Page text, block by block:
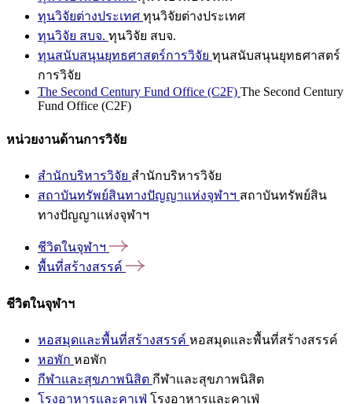
ทุนวิจัยต่างประเทศ ทุนวิจัยต่างประเทศ
ทุนวิจัย สบจ. ทุนวิจัย สบจ.
ทุนสนับสนุนยุทธศาสตร์การวิจัย ทุนสนับสนุนยุทธศาสตร์
การวิจัย
The Second Century Fund Office (C2F) The Second Century
Fund Office (C2F)
หน่วยงานด้านการวิจัย
สำนักบริหารวิจัย สำนักบริหารวิจัย
สถาบันทรัพย์สินทางปัญญาแห่งจุฬาฯ สถาบันทรัพย์สิน
ทางปัญญาแห่งจุฬาฯ
ชีวิตในจุฬาฯ
พื้นที่สร้างสรรค์
ชีวิตในจุฬาฯ
หอสมุดและพื้นที่สร้างสรรค์ หอสมุดและพื้นที่สร้างสรรค์
หอพัก หอพัก
กีฬาและสุขภาพนิสิต กีฬาและสุขภาพนิสิต
โรงอาหารและคาเฟ่ โรงอาหารและคาเฟ่